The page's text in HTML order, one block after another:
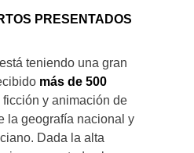
PRESENTADOS
teniendo una gran
más de 500
ficción y animación de
la geografía nacional y
Dada la alta